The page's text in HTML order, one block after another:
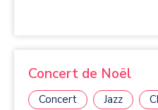
Concert de Noël
Concert Jazz